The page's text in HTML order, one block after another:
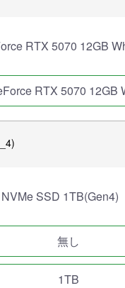
RTX 5070 12GB
RTX 5070 12GB
NVMe SSD 1TB(Gen4)
無し
1TB